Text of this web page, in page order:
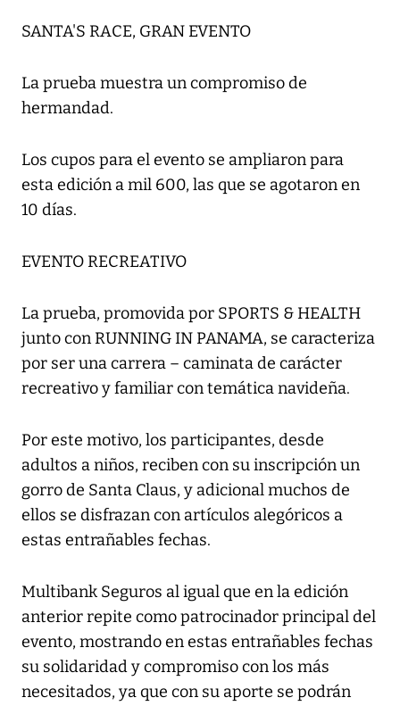
SANTA'S RACE, GRAN EVENTO
La prueba muestra un compromiso de
hermandad.
Los cupos para el evento se ampliaron para
esta edición a mil 600, las que se agotaron en
10 días.
EVENTO RECREATIVO
La prueba, promovida por SPORTS & HEALTH
junto con RUNNING IN PANAMA, se caracteriza
por ser una carrera – caminata de carácter
recreativo y familiar con temática navideña.
Por este motivo, los participantes, desde
adultos a niños, reciben con su inscripción un
gorro de Santa Claus, y adicional muchos de
ellos se disfrazan con artículos alegóricos a
estas entrañables fechas.
Multibank Seguros al igual que en la edición
anterior repite como patrocinador principal del
evento, mostrando en estas entrañables fechas
su solidaridad y compromiso con los más
necesitados, ya que con su aporte se podrán